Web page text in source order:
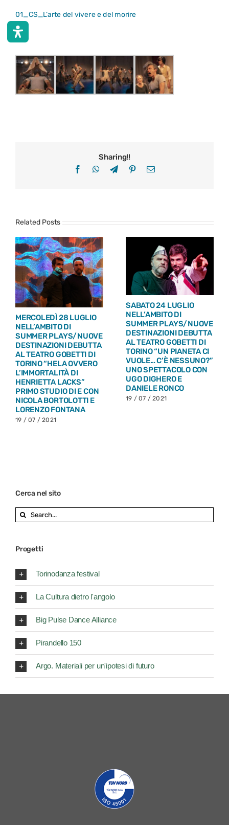
01_CS_L’arte del vivere e del morire
Sharing!!
FacebookWhatsApp
TelegramPinterestEmail
Related Posts
MERCOLEDÌ 28 LUGLIO
NELL’AMBITO DI
SUMMER PLAYS/NUOVE
DESTINAZIONI DEBUTTA
AL TEATRO GOBETTI DI
TORINO “HELA OVVERO
L’IMMORTALITÀ DI
HENRIETTA LACKS”
PRIMO STUDIO DI E CON
NICOLA BORTOLOTTI E
LORENZO FONTANA
19 / 07 / 2021
SABATO 24 LUGLIO
NELL’AMBITO DI
SUMMER PLAYS/NUOVE
DESTINAZIONI DEBUTTA
AL TEATRO GOBETTI DI
TORINO “UN PIANETA CI
VUOLE… C’È NESSUNO?”
UNO SPETTACOLO CON
UGO DIGHERO E
DANIELE RONCO
19 / 07 / 2021
Cerca nel sito
Search
for:
Progetti
Torinodanza festival
La Cultura dietro l'angolo
Big Pulse Dance Alliance
Pirandello 150
Argo. Materiali per un'ipotesi di futuro